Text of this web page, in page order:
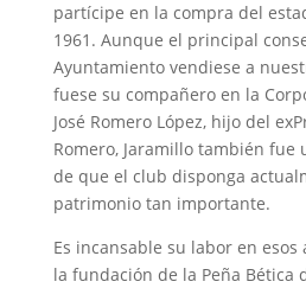
partícipe en la compra del
1961. Aunque el principal
Ayuntamiento vendiese a
fuese su compañero en la
José Romero López, hijo del
Romero, Jaramillo también fue
de que el club disponga
patrimonio tan importante.
Es incansable su labor en esos
la fundación de la Peña Bética